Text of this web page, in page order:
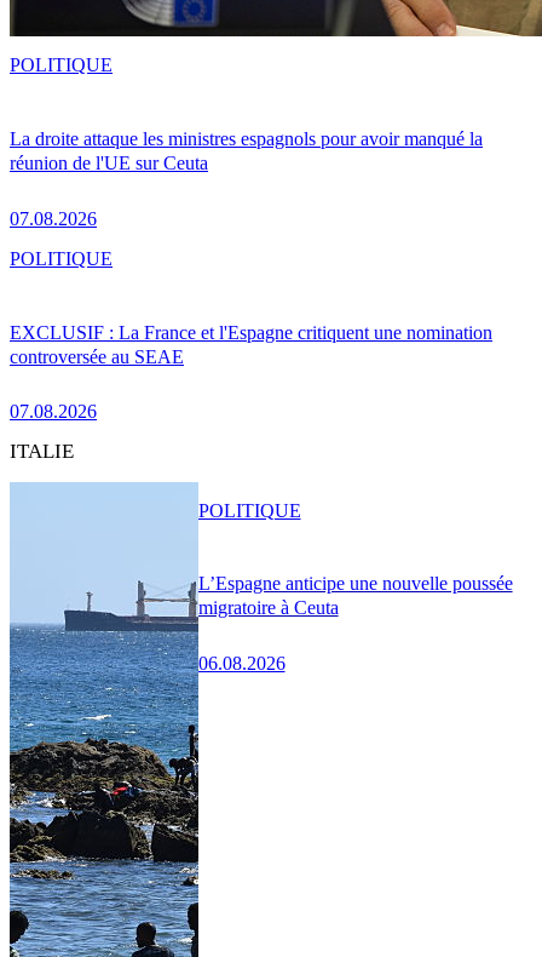
La droite attaque les ministres espagnols pour avoir manqué la
réunion de l'UE sur Ceuta
07.08.2026
POLITIQUE
EXCLUSIF : La France et l'Espagne critiquent une nomination
controversée au SEAE
07.08.2026
POLITIQUE
ITALIE
L’Espagne anticipe une nouvelle poussée
migratoire à Ceuta
06.08.2026
POLITIQUE